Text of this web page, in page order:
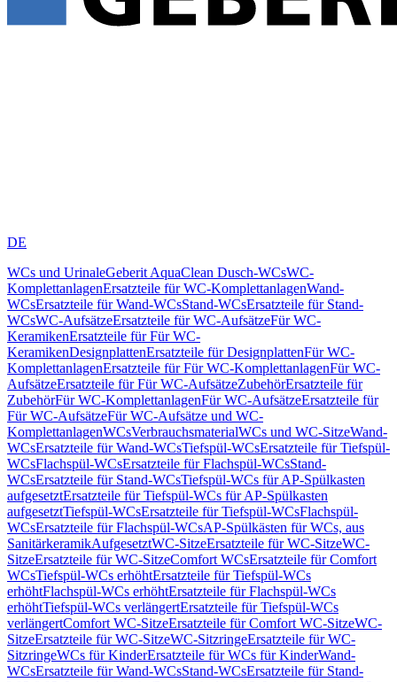
DE
WCs und UrinaleGeberit AquaClean Dusch-WCsWC-
KomplettanlagenErsatzteile für WC-KomplettanlagenWand-
WCsErsatzteile für Wand-WCsStand-WCsErsatzteile für Stand-
WCsWC-AufsätzeErsatzteile für WC-AufsätzeFür WC-
KeramikenErsatzteile für Für WC-
KeramikenDesignplattenErsatzteile für DesignplattenFür WC-
KomplettanlagenErsatzteile für Für WC-KomplettanlagenFür WC-
AufsätzeErsatzteile für Für WC-AufsätzeZubehörErsatzteile für
ZubehörFür WC-KomplettanlagenFür WC-AufsätzeErsatzteile für
Für WC-AufsätzeFür WC-Aufsätze und WC-
KomplettanlagenWCsVerbrauchsmaterialWCs und WC-SitzeWand-
WCsErsatzteile für Wand-WCsTiefspül-WCsErsatzteile für Tiefspül-
WCsFlachspül-WCsErsatzteile für Flachspül-WCsStand-
WCsErsatzteile für Stand-WCsTiefspül-WCs für AP-Spülkasten
aufgesetztErsatzteile für Tiefspül-WCs für AP-Spülkasten
aufgesetztTiefspül-WCsErsatzteile für Tiefspül-WCsFlachspül-
WCsErsatzteile für Flachspül-WCsAP-Spülkästen für WCs, aus
SanitärkeramikAufgesetztWC-SitzeErsatzteile für WC-SitzeWC-
SitzeErsatzteile für WC-SitzeComfort WCsErsatzteile für Comfort
WCsTiefspül-WCs erhöhtErsatzteile für Tiefspül-WCs
erhöhtFlachspül-WCs erhöhtErsatzteile für Flachspül-WCs
erhöhtTiefspül-WCs verlängertErsatzteile für Tiefspül-WCs
verlängertComfort WC-SitzeErsatzteile für Comfort WC-SitzeWC-
SitzeErsatzteile für WC-SitzeWC-SitzringeErsatzteile für WC-
SitzringeWCs für KinderErsatzteile für WCs für KinderWand-
WCsErsatzteile für Wand-WCsStand-WCsErsatzteile für Stand-